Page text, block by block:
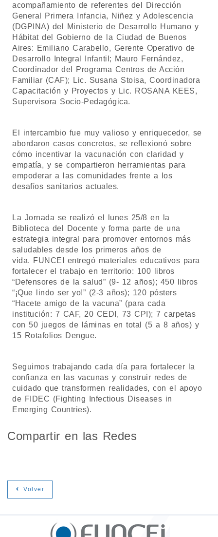
acompañamiento de referentes del Dirección
General Primera Infancia, Niñez y Adolescencia
(DGPINA) del Ministerio de Desarrollo Humano y
Hábitat del Gobierno de la Ciudad de Buenos
Aires: Emiliano Carabello, Gerente Operativo de
Desarrollo Integral Infantil; Mauro Fernández,
Coordinador del Programa Centros de Acción
Familiar (CAF); Lic. Susana Stoisa, Coordinadora
Capacitación y Proyectos y Lic. ROSANA KEES,
Supervisora Socio-Pedagógica.
El intercambio fue muy valioso y enriquecedor, se
abordaron casos concretos, se reflexionó sobre
cómo incentivar la vacunación con claridad y
empatía, y se compartieron herramientas para
empoderar a las comunidades frente a los
desafíos sanitarios actuales.
La Jornada se realizó el lunes 25/8 en la
Biblioteca del Docente y forma parte de una
estrategia integral para promover entornos más
saludables desde los primeros años de
vida. FUNCEI entregó materiales educativos para
fortalecer el trabajo en territorio: 100 libros
“Defensores de la salud” (9- 12 años); 450 libros
“¡Que lindo ser yo!” (2-3 años); 120 pósters
“Hacete amigo de la vacuna” (para cada
institución: 7 CAF, 20 CEDI, 73 CPI); 7 carpetas
con 50 juegos de láminas en total (5 a 8 años) y
15 Rotafolios Dengue.
Seguimos trabajando cada día para fortalecer la
confianza en las vacunas y construir redes de
cuidado que transformen realidades, con el apoyo
de FIDEC (Fighting Infectious Diseases in
Emerging Countries).
Compartir en las Redes
Volver